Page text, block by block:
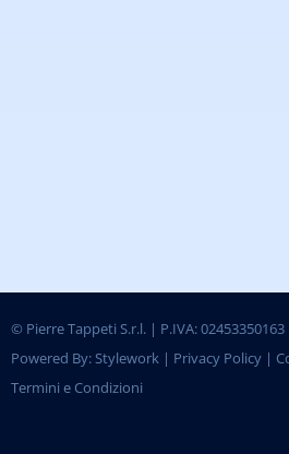
© Pierre Tappeti S.r.l. | P.IVA:
Powered By:Stylework| Privacy Policy|
Termini e Condizioni